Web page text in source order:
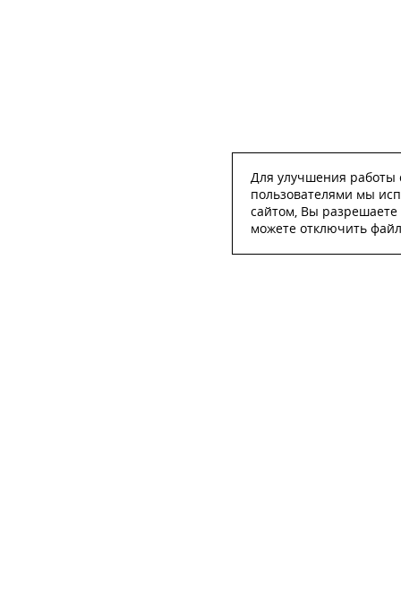
Для улучшения работы
пользователями мы
сайтом, Вы разрешаете
можете отключить